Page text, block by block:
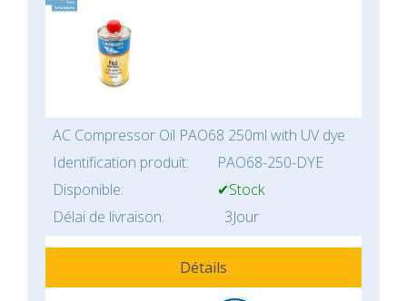
AC Compressor Oil PAO68 250ml with UV dye
Identification produit:
PAO68-250-DYE
Disponible:
✔Stock
Délai de livraison:
3Jour
Détails